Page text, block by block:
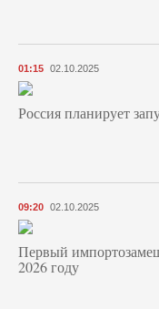
01:15 02.10.2025
Россия планирует
09:20 02.10.2025
Первый
2026 году